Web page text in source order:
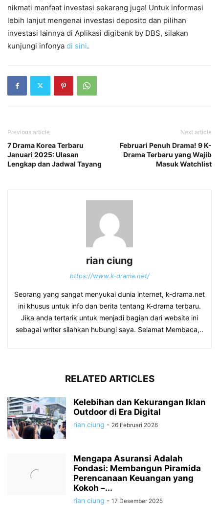
nikmati manfaat investasi sekarang juga! Untuk informasi
lebih lanjut mengenai investasi deposito dan pilihan
investasi lainnya di Aplikasi digibank by DBS, silakan
kunjungi infonya di sini.
Previous article
7 Drama Korea Terbaru
Januari 2025: Ulasan
Lengkap dan Jadwal Tayang
Next article
Februari Penuh Drama! 9 K-
Drama Terbaru yang Wajib
Masuk Watchlist
rian ciung
https://www.k-drama.net/
Seorang yang sangat menyukai dunia internet, k-drama.net
ini khusus untuk info dan berita tentang K-drama terbaru.
Jika anda tertarik untuk menjadi bagian dari website ini
sebagai writer silahkan hubungi saya. Selamat Membaca,..
RELATED ARTICLES
Kelebihan dan Kekurangan Iklan
Outdoor di Era Digital
rian ciung - 26 Februari 2026
Mengapa Asuransi Adalah
Fondasi: Membangun Piramida
Perencanaan Keuangan yang
Kokoh –...
rian ciung - 17 Desember 2025